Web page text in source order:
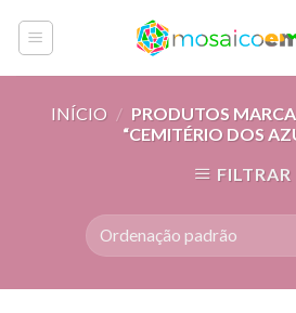
INÍCIO / PRODUTOS
“CEMITÉRIO DOS
FILTRAR